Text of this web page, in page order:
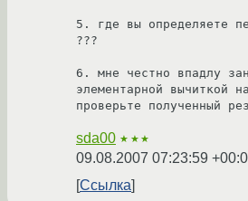
5. где вы определяете
???
6. мне честно впадлу
элементарной вычиткой
проверьте полученный
sda00 ★★★
09.08.2007 07:23:59
Ссылка